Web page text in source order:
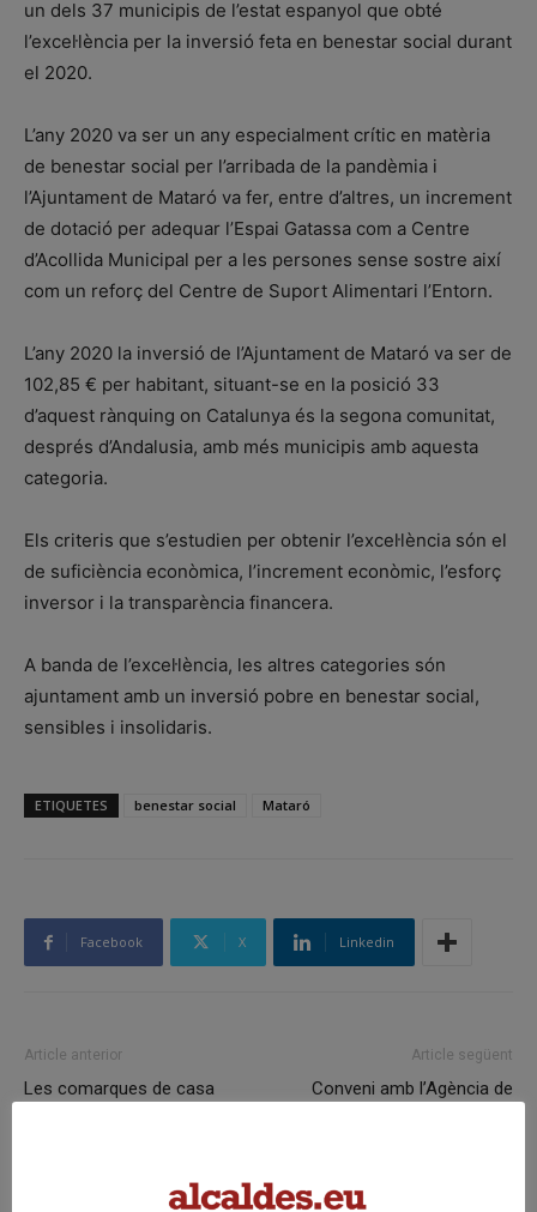
un dels 37 municipis de l’estat espanyol que obté
l’excel·lència per la inversió feta en benestar social durant
el 2020.
L’any 2020 va ser un any especialment crític en matèria
de benestar social per l’arribada de la pandèmia i
l’Ajuntament de Mataró va fer, entre d’altres, un increment
de dotació per adequar l’Espai Gatassa com a Centre
d’Acollida Municipal per a les persones sense sostre així
com un reforç del Centre de Suport Alimentari l’Entorn.
L’any 2020 la inversió de l’Ajuntament de Mataró va ser de
102,85 € per habitant, situant-se en la posició 33
d’aquest rànquing on Catalunya és la segona comunitat,
després d’Andalusia, amb més municipis amb aquesta
categoria.
Els criteris que s’estudien per obtenir l’excel·lència són el
de suficiència econòmica, l’increment econòmic, l’esforç
inversor i la transparència financera.
A banda de l’excel·lència, les altres categories són
ajuntament amb un inversió pobre en benestar social,
sensibles i insolidaris.
ETIQUETES benestar social Mataró
Facebook X Linkedin
Article anterior
Les comarques de casa
Article següent
Conveni amb l’Agència de